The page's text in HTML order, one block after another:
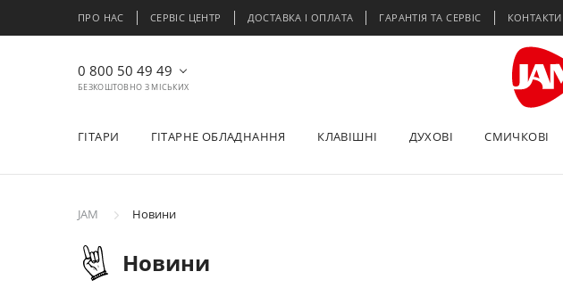
ПРО НАС СЕРВІС ЦЕНТР ДОСТАВКА І ОПЛАТА ГАРАНТІЯ ТА СЕРВІС КОНТАКТИ
0 800 50 49 49
БЕЗКОШТОВНО З МІСЬКИХ
ГІТАРИ ГІТАРНЕ ОБЛАДНАННЯ КЛАВІШНІ ДУХОВІ СМИЧКОВІ
JAM Новини
Новини